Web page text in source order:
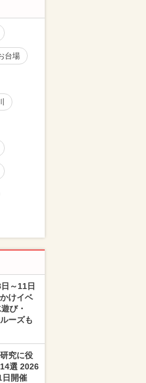
台場
～11日
けイベ
び・
ーズも
究に役
選 2026
日開催